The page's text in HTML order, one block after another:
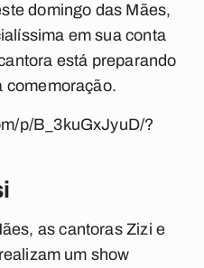
domingo das Mães,
em sua conta
está preparando
comemoração.
p/B_3kuGxJyuD/?
as cantoras Zizi e
um show